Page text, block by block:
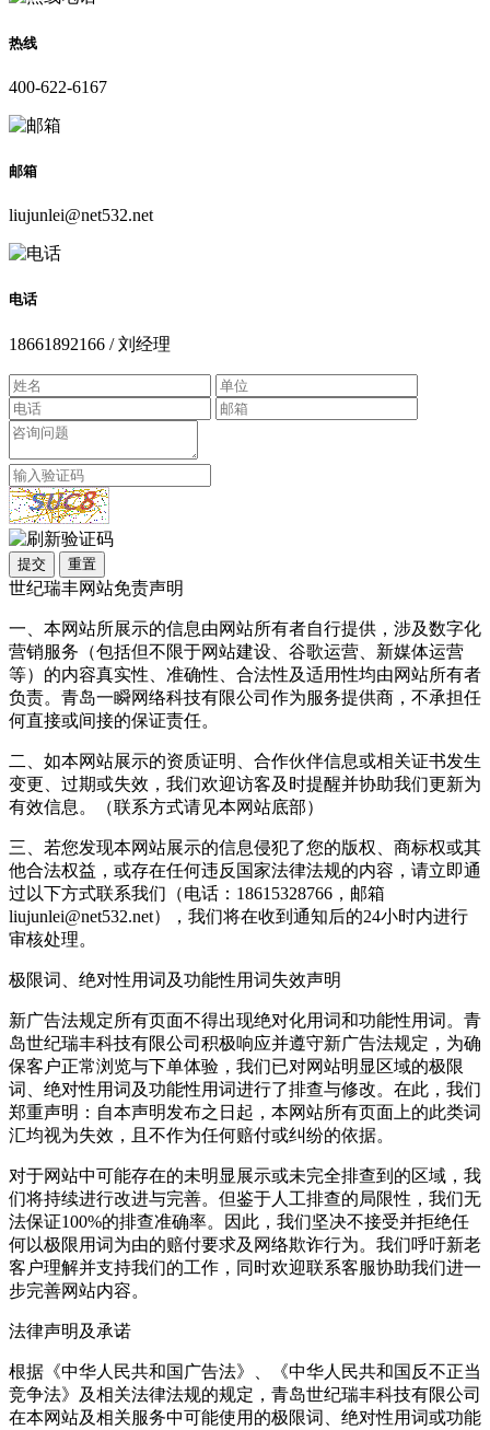
热线
400-622-6167
邮箱
liujunlei@net532.net
电话
18661892166 / 刘经理
提交 重置
世纪瑞丰网站免责声明
一、本网站所展示的信息由网站所有者自行提供，涉及数字化
营销服务（包括但不限于网站建设、谷歌运营、新媒体运营
等）的内容真实性、准确性、合法性及适用性均由网站所有者
负责。青岛一瞬网络科技有限公司作为服务提供商，不承担任
何直接或间接的保证责任。
二、如本网站展示的资质证明、合作伙伴信息或相关证书发生
变更、过期或失效，我们欢迎访客及时提醒并协助我们更新为
有效信息。（联系方式请见本网站底部）
三、若您发现本网站展示的信息侵犯了您的版权、商标权或其
他合法权益，或存在任何违反国家法律法规的内容，请立即通
过以下方式联系我们（电话：18615328766，邮箱
liujunlei@net532.net），我们将在收到通知后的24小时内进行
审核处理。
极限词、绝对性用词及功能性用词失效声明
新广告法规定所有页面不得出现绝对化用词和功能性用词。青
岛世纪瑞丰科技有限公司积极响应并遵守新广告法规定，为确
保客户正常浏览与下单体验，我们已对网站明显区域的极限
词、绝对性用词及功能性用词进行了排查与修改。在此，我们
郑重声明：自本声明发布之日起，本网站所有页面上的此类词
汇均视为失效，且不作为任何赔付或纠纷的依据。
对于网站中可能存在的未明显展示或未完全排查到的区域，我
们将持续进行改进与完善。但鉴于人工排查的局限性，我们无
法保证100%的排查准确率。因此，我们坚决不接受并拒绝任
何以极限用词为由的赔付要求及网络欺诈行为。我们呼吁新老
客户理解并支持我们的工作，同时欢迎联系客服协助我们进一
步完善网站内容。
法律声明及承诺
根据《中华人民共和国广告法》、《中华人民共和国反不正当
竞争法》及相关法律法规的规定，青岛世纪瑞丰科技有限公司
在本网站及相关服务中可能使用的极限词、绝对性用词或功能